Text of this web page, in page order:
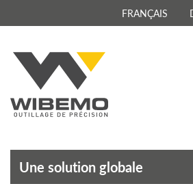
FRANÇAIS
Une solution globale